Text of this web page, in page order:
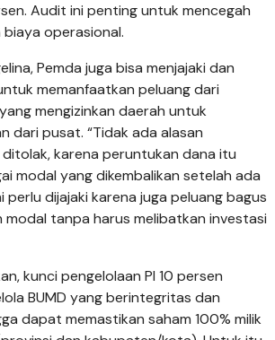
Audit ini penting untuk mencegah
operasional.
Pemda juga bisa menjajaki dan
memanfaatkan peluang dari
mengizinkan daerah untuk
dari pusat. “Tidak ada alasan
karena peruntukan dana itu
modal yang dikembalikan setelah ada
perlu dijajaki karena juga peluang bagus
modal tanpa harus melibatkan investasi
kunci pengelolaan PI 10 persen
BUMD yang berintegritas dan
dapat memastikan saham 100% milik